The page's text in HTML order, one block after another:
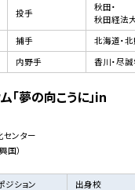
投手
秋田・
秋田経法
捕手
北海道・
内野手 香川・尽
夢の向こうに」in
ンター
国）
ジション 出身校